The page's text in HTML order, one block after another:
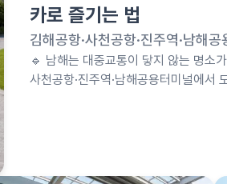
카로 즐기는 법
김해공항·사천공항·진주역·남해
🔹 남해는 대중교통이 닿지 않는 명소
사천공항·진주역·남해공용터미널에서